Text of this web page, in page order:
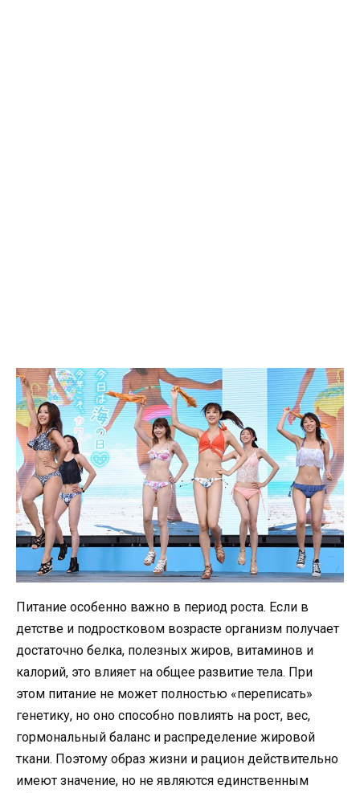
Питание особенно важно в период роста. Если в
детстве и подростковом возрасте организм получает
достаточно белка, полезных жиров, витаминов и
калорий, это влияет на общее развитие тела. При
этом питание не может полностью «переписать»
генетику, но оно способно повлиять на рост, вес,
гормональный баланс и распределение жировой
ткани. Поэтому образ жизни и рацион действительно
имеют значение, но не являются единственным